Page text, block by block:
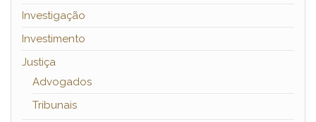
Investigação
Investimento
Justiça
Advogados
Tribunais